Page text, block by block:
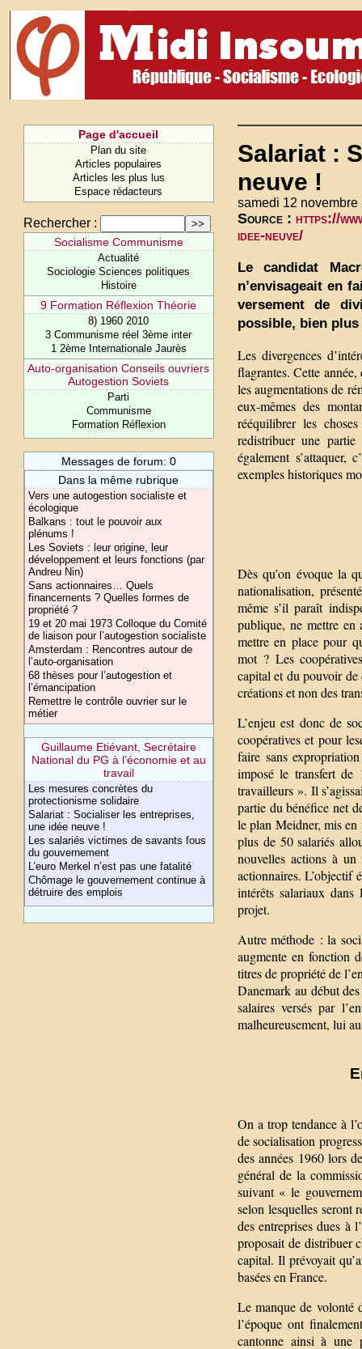
Page d'accueil
Plan du site
Articles populaires
Articles les plus lus
Espace rédacteurs
Rechercher :
Socialisme Communisme
Actualité
Sociologie Sciences politiques
Histoire
9 Formation Réflexion Théorie
8) 1960 2010
3 Communisme réel 3ème inter
1 2ème Internationale Jaurès
Auto-organisation Conseils ouvriers
Autogestion Soviets
Parti
Communisme
Formation Réflexion
Messages de forum: 0
Dans la même rubrique
Vers une autogestion socialiste et
écologique
Balkans : tout le pouvoir aux
plénums !
Les Soviets : leur origine, leur
développement et leurs fonctions (par
Andreu Nin)
Sans actionnaires… Quels
financements ? Quelles formes de
propriété ?
19 et 20 mai 1973 Colloque du Comité
de liaison pour l’autogestion socialiste
Amsterdam : Rencontres autour de
l’auto-organisation
68 thèses pour l’autogestion et
l’émancipation
Remettre le contrôle ouvrier sur le
métier
Guillaume Etiévant, Secrétaire
National du PG à l’économie et au
travail
Les mesures concrètes du
protectionisme solidaire
Salariat : Socialiser les entreprises,
une idée neuve !
Les salariés victimes de savants fous
du gouvernement
L’euro Merkel n’est pas une fatalité
Chômage le gouvernement continue à
détruire des emplois
Salariat :
neuve !
samedi 12 novembre
Source : https://
idee-neuve/
Le candidat
n’envisageait en
versement de
possible, bien
Les divergences
flagrantes. Cette
les augmentations de
eux-mêmes des
rééquilibrer les
redistribuer une
également s’attaquer,
exemples historiques
Dès qu’on évoque la
nationalisation,
même s’il paraît
publique, ne mettre en
mettre en place pour
mot ? Les
capital et du pouvoir de
créations et non des
L’enjeu est donc de
coopératives et pour
faire sans
imposé le transfert de
travailleurs ». Il
partie du bénéfice net
le plan Meidner, mis en
plus de 50 salariés
nouvelles actions à un
actionnaires. L’objectif
intérêts salariaux
projet.
Autre méthode : la
augmente en fonction
titres de propriété de
Danemark au début
salaires versés par
malheureusement, lui
On a trop tendance à
de socialisation
des années 1960 lors
général de la
suivant « le
selon lesquelles seront
des entreprises dues à
proposait de distribuer
capital. Il prévoyait
basées en France.
Le manque de volonté
l’époque ont
cantonne ainsi à une